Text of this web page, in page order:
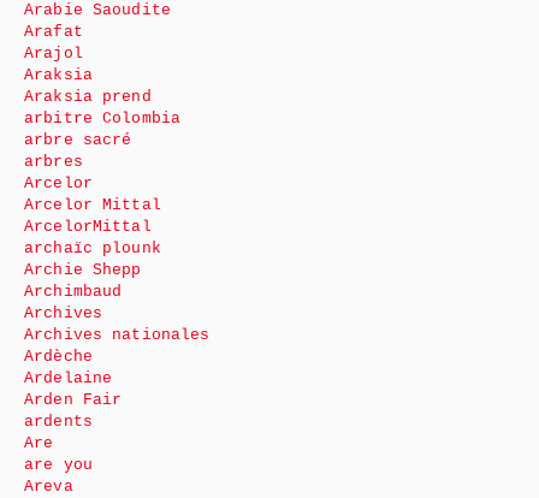
Arabie Saoudite
Arafat
Arajol
Araksia
Araksia prend
arbitre Colombia
arbre sacré
arbres
Arcelor
Arcelor Mittal
ArcelorMittal
archaïc plounk
Archie Shepp
Archimbaud
Archives
Archives nationales
Ardèche
Ardelaine
Arden Fair
ardents
Are
are you
Areva